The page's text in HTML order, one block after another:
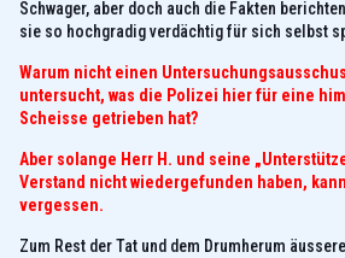
Schwager, aber doch auch die Fakten
sie so hochgradig verdächtig für sich selbst
Warum nicht einen
untersucht, was die Polizei hier für eine
Scheisse getrieben hat?
Aber solange Herr H. und seine
Verstand nicht wiedergefunden haben,
vergessen.
Zum Rest der Tat und dem Drumherum